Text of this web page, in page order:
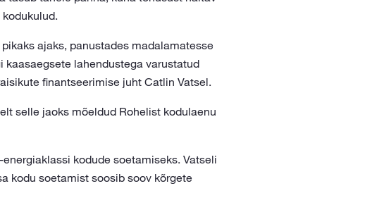
ajaks, panustades madalamatesse
lahendustega varustatud
finantseerimise juht Catlin Vatsel.
selle jaoks mõeldud Rohelist kodulaenu
kodude soetamiseks. Vatseli
kodu soetamist soosib soov kõrgete